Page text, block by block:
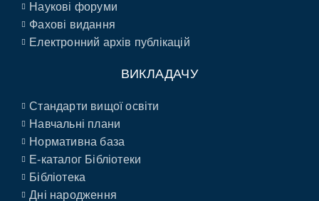
Наукові форуми
Фахові видання
Електронний архів публікацій
ВИКЛАДАЧУ
Стандарти вищої освіти
Навчальні плани
Нормативна база
E-каталог Бібліотеки
Бібліотека
Дні народження